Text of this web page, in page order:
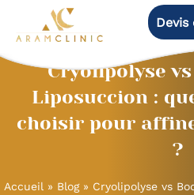
Devis
Cryolipolyse
Liposuccion :
choisir pour
?
Accueil » Blog» Cryolipolyse vs